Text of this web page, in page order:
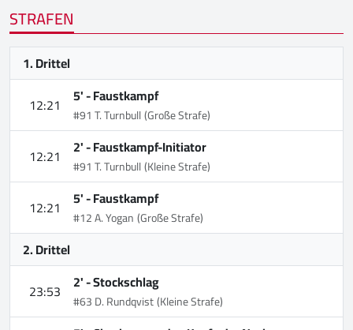
STRAFEN
1. Drittel
12:21 5' -Faustkampf
#91 T. Turnbull(Große Strafe)
12:21 2' -Faustkampf-Initiator
#91 T. Turnbull(Kleine Strafe)
12:21 5' -Faustkampf
#12 A. Yogan(Große Strafe)
2. Drittel
23:53 2' -Stockschlag
#63 D. Rundqvist(Kleine Strafe)